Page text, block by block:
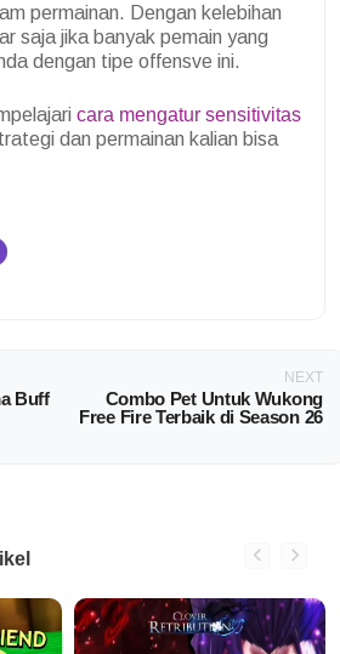
permainan. Dengan kelebihan
saja jika banyak pemain yang
dengan tipe offensve ini.
cara mengatur sensitivitas
dan permainan kalian bisa
Buff
NEXT
Combo Pet Untuk Wukong
Free Fire Terbaik di Season 26